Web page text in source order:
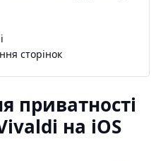
приватності
на iOS
сторінок